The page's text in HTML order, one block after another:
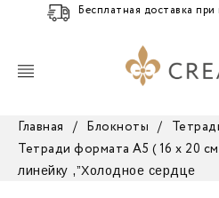
Бесплатная доставка
Главная / Блокноты /
Тетради формата А5 ( 16 х 20
линейку ,”Холодное сердце